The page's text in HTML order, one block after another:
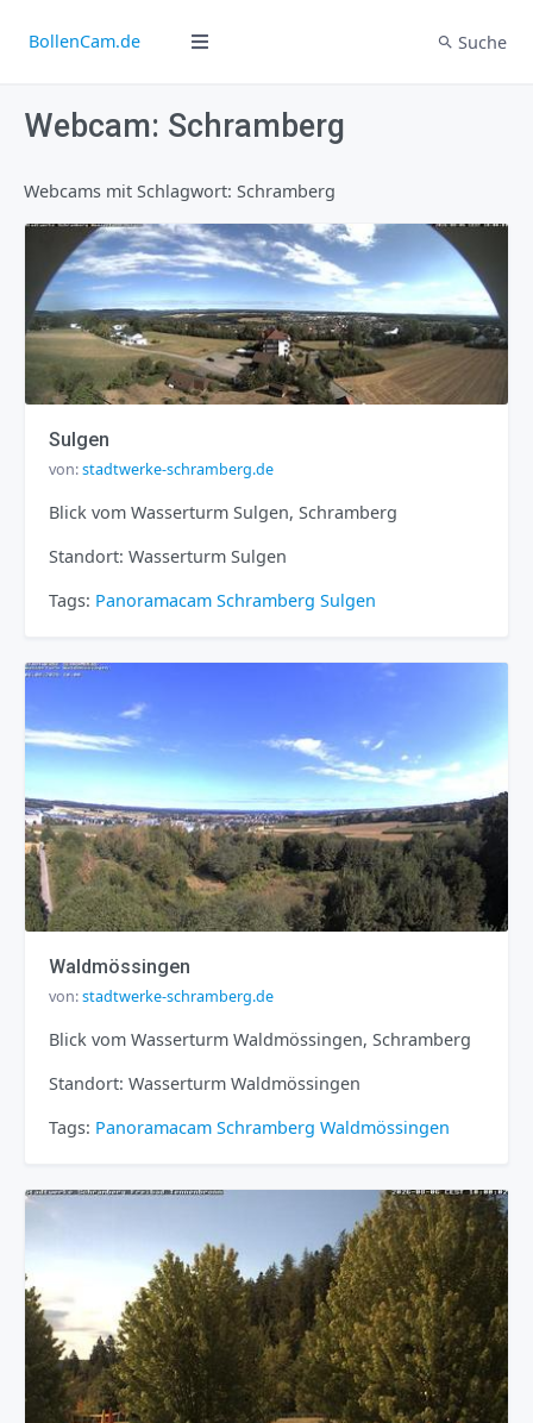
BollenCam.de Suche
Webcam: Schramberg
Webcams mit Schlagwort: Schramberg
Sulgen
von:stadtwerke-schramberg.de
Blick vom Wasserturm Sulgen, Schramberg
Standort: Wasserturm Sulgen
Tags: Panoramacam Schramberg Sulgen
Waldmössingen
von:stadtwerke-schramberg.de
Blick vom Wasserturm Waldmössingen, Schramberg
Standort: Wasserturm Waldmössingen
Tags: Panoramacam Schramberg Waldmössingen